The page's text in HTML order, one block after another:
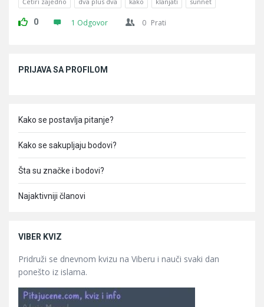
0 1 Odgovor 0 Prati
PRIJAVA SA PROFILOM
Kako se postavlja pitanje?
Kako se sakupljaju bodovi?
Šta su značke i bodovi?
Najaktivniji članovi
VIBER KVIZ
Pridruži se dnevnom kvizu na Viberu i nauči svaki dan
ponešto iz islama.